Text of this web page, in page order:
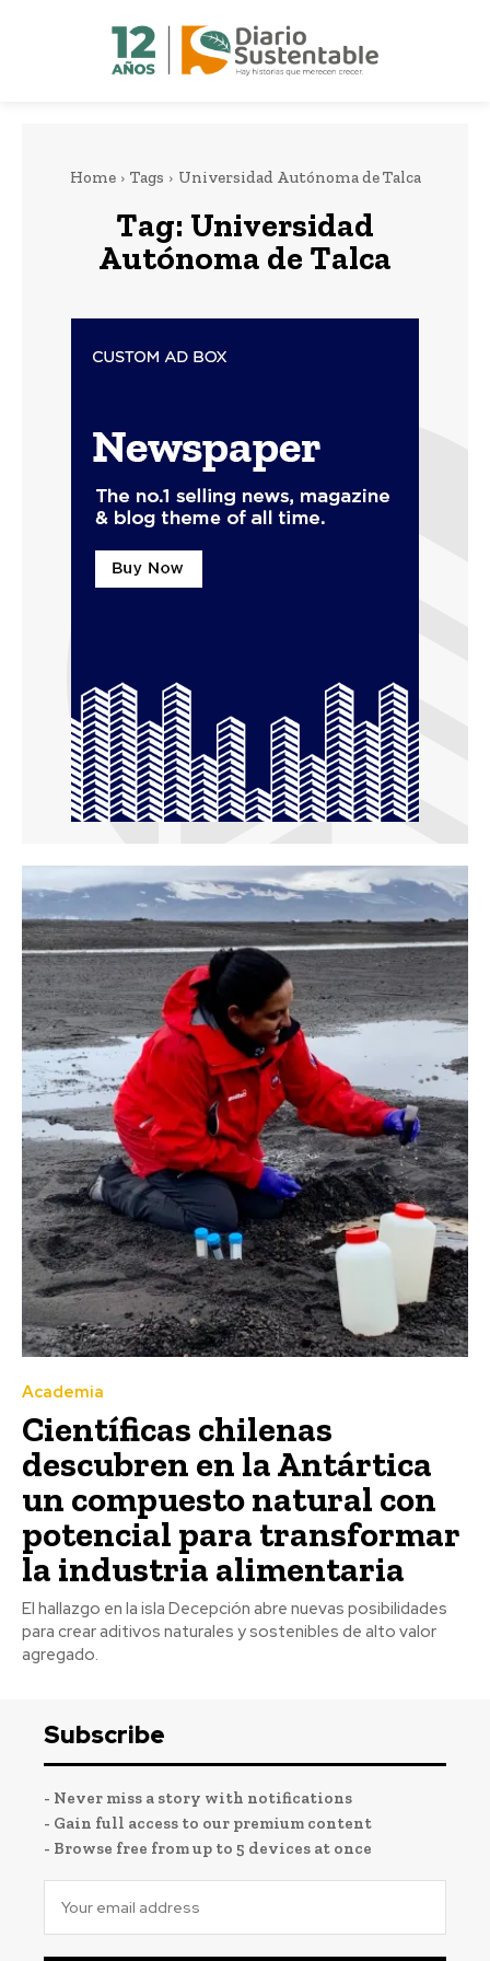
Home Tags Universidad Autónoma de Talca
Tag: Universidad
Autónoma de Talca
Academia
Científicas chilenas
descubren en la Antártica
un compuesto natural con
potencial para transformar
la industria alimentaria
El hallazgo en la isla Decepción abre nuevas posibilidades
para crear aditivos naturales y sostenibles de alto valor
agregado.
Subscribe
- Never miss a story with notifications
- Gain full access to our premium content
- Browse free from up to 5 devices at once